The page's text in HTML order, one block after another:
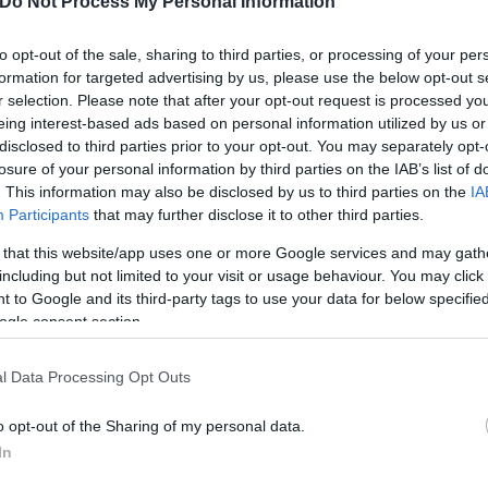
opt-out of the sale, sharing to third parties, or processing of your
for targeted advertising by us, please use the below opt-out
selection. Please note that after your opt-out request is processed
interest-based ads based on personal information utilized by us
to third parties prior to your opt-out. You may separately
of your personal information by third parties on the IAB’s list of
This information may also be disclosed by us to third parties on the
Participants that may further disclose it to other third parties.
that this website/app uses one or more Google services and may
but not limited to your visit or usage behaviour. You may
to Google and its third-party tags to use your data for below
consent section.
Data Processing Opt Outs
opt-out of the Sharing of my personal data.
που επιβάλλει η ιερή μας φανέλα! Και όλα αυτά
αλλά δώσατε την ψυχή σας και ξέρετε ότι
Είχαμε πει ότι θα έχετε ένα μεγάλο πριμ αν
» τόνισε χαρακτηριστικά ο ισχυρό άνδρας των